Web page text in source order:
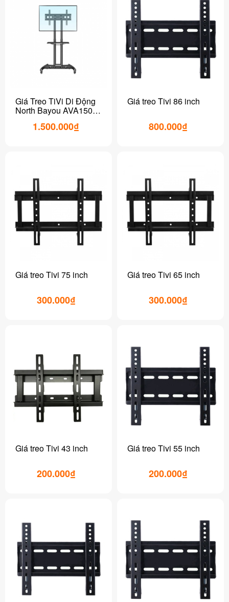
Giá Treo TiVi Di Động
North Bayou AVA1500
1.500.000₫
Giá treo Tivi 86 inch
800.000₫
Giá treo Tivi 75 inch
300.000₫
Giá treo Tivi 65 inch
300.000₫
Giá treo Tivi 43 inch
200.000₫
Giá treo Tivi 55 inch
200.000₫